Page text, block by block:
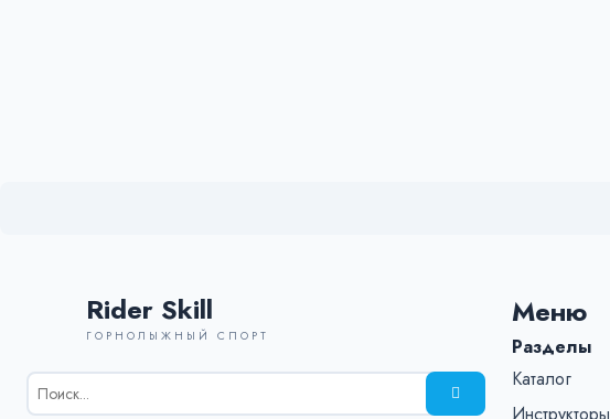
Rider Skill
ГОРНОЛЫЖНЫЙ СПОРТ
Результаты
поиска
Меню
Разделы
Каталог